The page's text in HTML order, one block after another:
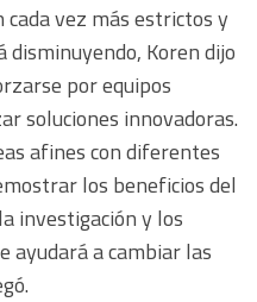
vez más estrictos y
Koren dijo
por equipos
soluciones innovadoras.
afines con diferentes
los beneficios del
investigación y los
a cambiar las